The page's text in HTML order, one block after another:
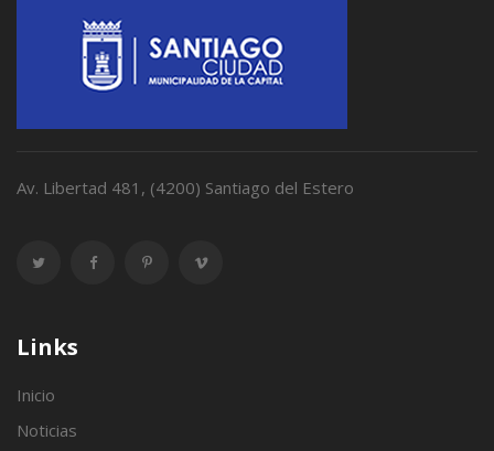
Av. Libertad 481, (4200) Santiago del Estero
Links
Inicio
Noticias